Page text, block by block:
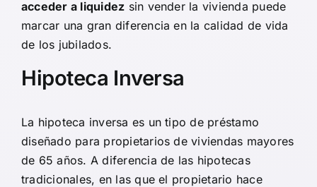
acceder a liquidez sin vender la vivienda puede
marcar una gran diferencia en la calidad de vida
de los jubilados.
Hipoteca Inversa
La hipoteca inversa es un tipo de préstamo
diseñado para propietarios de viviendas mayores
de 65 años. A diferencia de las hipotecas
tradicionales, en las que el propietario hace